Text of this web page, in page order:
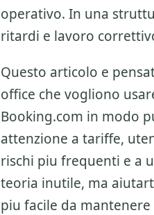
operativo. In una
ritardi e lavoro
Questo articolo e
office che vogliono
Booking.com in modo
attenzione a tariffe,
rischi piu frequenti e a
teoria inutile, ma
piu facile da